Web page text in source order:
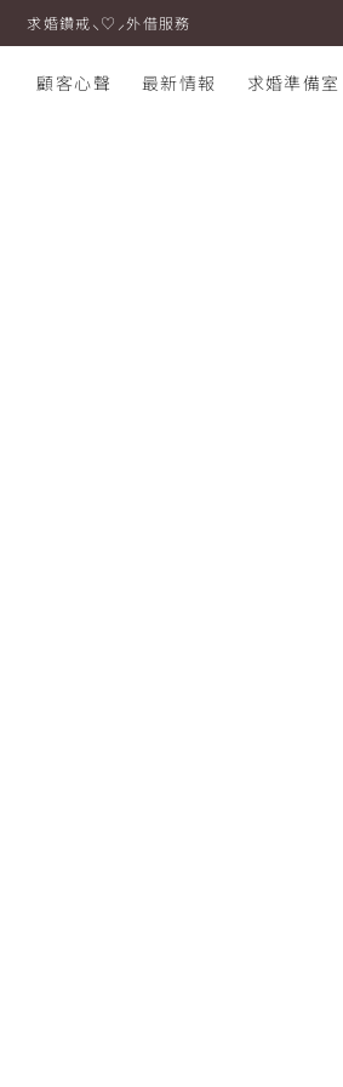
求婚鑽戒⸜♡⸝外借服務
顧客心聲 最新情報 求婚準備室